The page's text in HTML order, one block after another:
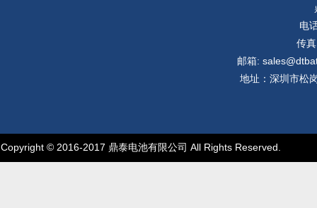
电
传
邮箱:
地址：深圳市松
Copyright © 2016-2017 鼎泰电池有限公司 All Rights Reserved.